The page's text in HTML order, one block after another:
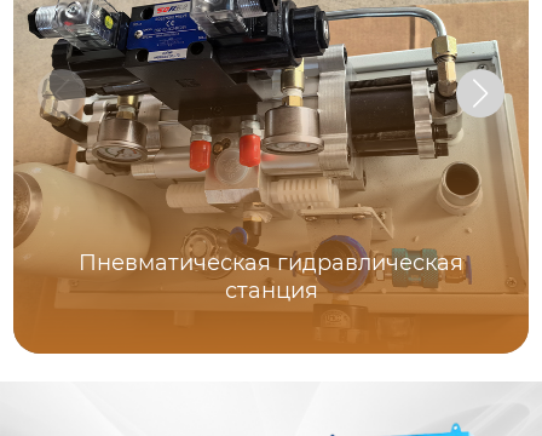
Пневматическая гидравлическая
станция